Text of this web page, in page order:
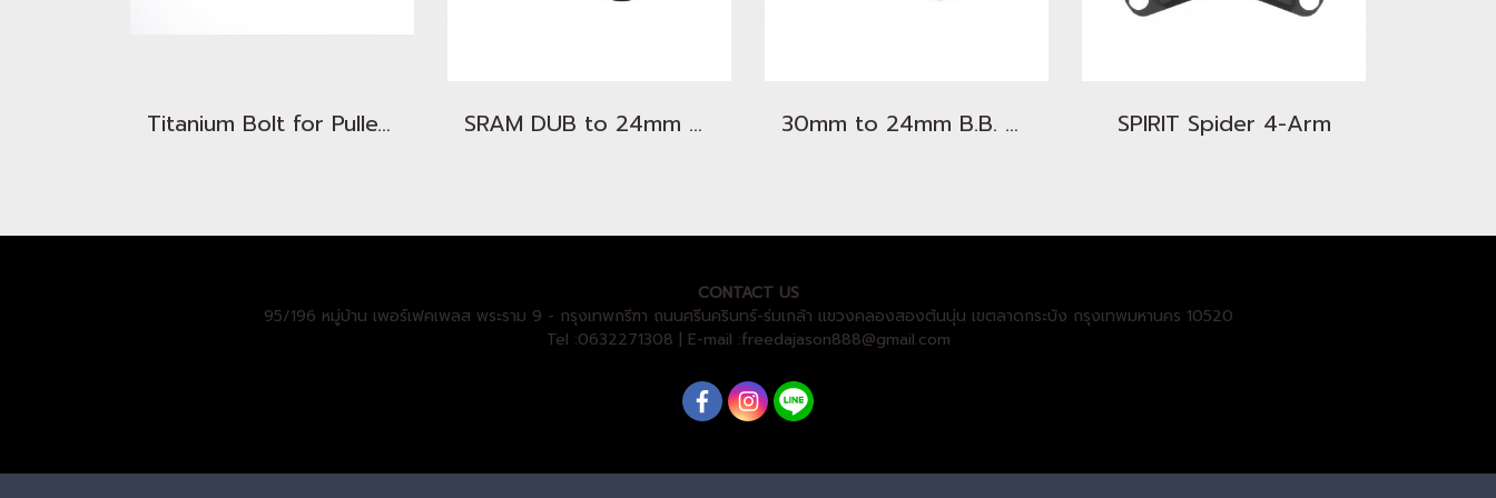
Titanium Bolt for Pulley Wheels SRAM DUB to 24mm B.B. Adapter 30mm to 24mm B.B. Adapter SPIRIT Spider 4-Arm
CONTACT US
95/196 หมู่บ้าน เพอร์เฟคเพลส พระราม 9 - กรุงเทพกรีฑา ถนนศรีนครินทร์-ร่มเกล้า แขวงคลองสองต้นนุ่น เขตลาดกระบัง กรุงเทพมหานคร 10520
Tel :0632271308 | E-mail :freedajason888@gmail.com